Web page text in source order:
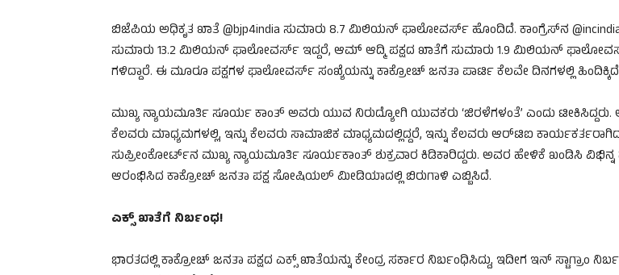
ಬಿಜೆಪಿಯ ಅಧಿಕೃತ ಖಾತೆ @bjp4india ಸುಮಾರು 8.7 ಮಿಲಿಯನ್ ಫಾಲೋವರ್ಸ್ ಹೊಂದಿದೆ. ಕಾಂಗ್ರೆಸ್‌ನ
ಸುಮಾರು 13.2 ಮಿಲಿಯನ್ ಫಾಲೋವರ್ಸ್ ಇದ್ದರೆ, ಆಮ್ ಆದ್ಮಿ ಪಕ್ಷದ ಖಾತೆಗೆ ಸುಮಾರು 1.9 ಮಿಲಿಯನ್
ಗಳಿದ್ದಾರೆ. ಈ ಮೂರೂ ಪಕ್ಷಗಳ ಫಾಲೋವರ್ಸ್ ಸಂಖ್ಯೆಯನ್ನು ಕಾಕ್ರೋಚ್ ಜನತಾ ಪಾರ್ಟಿ ಕೆಲವೇ ದಿನಗಳಲ್ಲಿ
ಮುಖ್ಯ ನ್ಯಾಯಮೂರ್ತಿ ಸೂರ್ಯ ಕಾಂತ್ ಅವರು ಯುವ ನಿರುದ್ಯೋಗಿ ಯುವಕರು ‘ಜಿರಳೆಗಳಂತೆ’ ಎಂದು ಟೀಕಿಸಿದ್ದರು.
ಕೆಲವರು ಮಾಧ್ಯಮಗಳಲ್ಲಿ, ಇನ್ನು ಕೆಲವರು ಸಾಮಾಜಿಕ ಮಾಧ್ಯಮದಲ್ಲಿದ್ದರೆ, ಇನ್ನು ಕೆಲವರು ಆರ್‌ಟಿಐ
ಸುಪ್ರೀಂಕೋರ್ಟ್‌ನ ಮುಖ್ಯ ನ್ಯಾಯಮೂರ್ತಿ ಸೂರ್ಯಕಾಂತ್‌ ಶುಕ್ರವಾರ ಕಿಡಿಕಾರಿದ್ದರು. ಅವರ ಹೇಳಿಕೆ ಖಂಡಿಸಿ ವಿಭಿನ್ನ
ಆರಂಭಿಸಿದ ಕಾಕ್ರೋಚ್ ಜನತಾ ಪಕ್ಷ ಸೋಷಿಯಲ್ ಮೀಡಿಯಾದಲ್ಲಿ ಬಿರುಗಾಳಿ ಎಬ್ಬಿಸಿದೆ.
ಎಕ್ಸ್ ಖಾತೆಗೆ ನಿರ್ಬಂಧ!
ಭಾರತದಲ್ಲಿ ಕಾಕ್ರೋಚ್ ಜನತಾ ಪಕ್ಷದ ಎಕ್ಸ್ ಖಾತೆಯನ್ನು ಕೇಂದ್ರ ಸರ್ಕಾರ ನಿರ್ಬಂಧಿಸಿದ್ದು, ಇದೀಗ ಇನ್ ಸ್ಟಾಗ್ರಾಂ